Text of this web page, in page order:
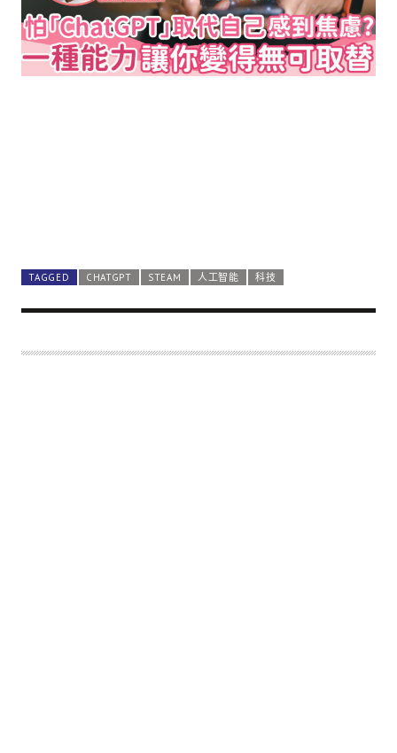
TAGGED CHATGPT STEAM 人工智能 科技